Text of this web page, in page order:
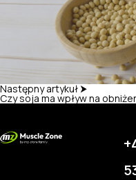
Następny artykuł ⮞
Czy soja ma wpływ na